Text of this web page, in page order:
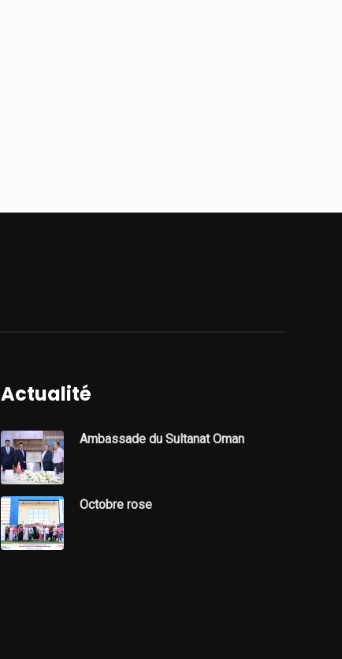
Actualité
Ambassade du Sultanat Oman
Octobre rose